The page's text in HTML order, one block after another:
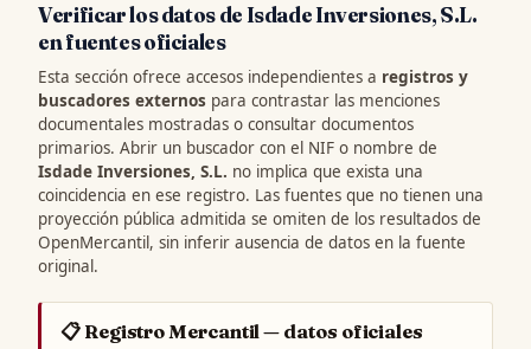
Verificar los datos de Isdade Inversiones, S.L.
en fuentes oficiales
Esta sección ofrece accesos independientes a registros y
buscadores externos para contrastar las menciones
documentales mostradas o consultar documentos
primarios. Abrir un buscador con el NIF o nombre de
Isdade Inversiones, S.L. no implica que exista una
coincidencia en ese registro. Las fuentes que no tienen una
proyección pública admitida se omiten de los resultados de
OpenMercantil, sin inferir ausencia de datos en la fuente
original.
📋 Registro Mercantil — datos oficiales